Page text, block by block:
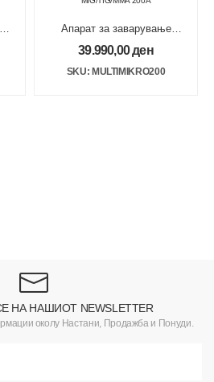
Апарат за заварување
INVERTOR MIG/TIG/MMA
200A
39.990,00ден
SKU: MULTIMIKRO200
НА НАШИОТ NEWSLETTER
околу Настани, Продажба и Понуди.